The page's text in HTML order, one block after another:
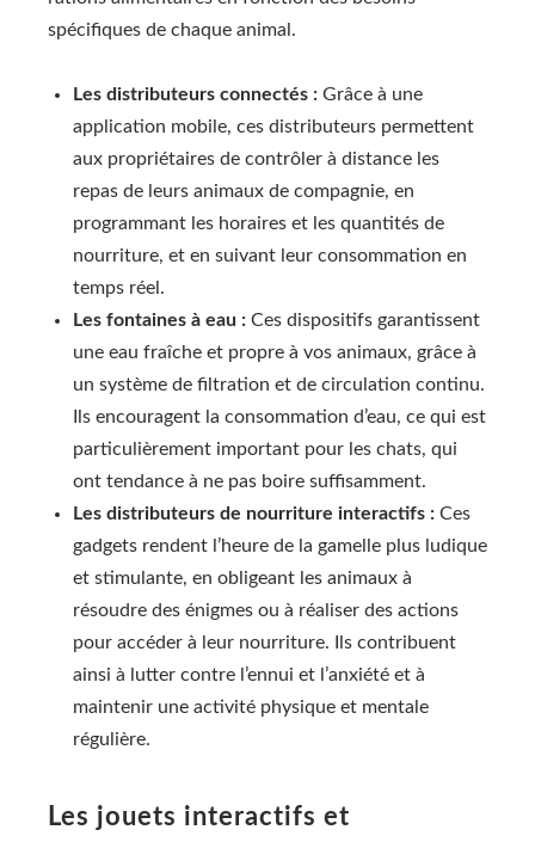
spécifiques de chaque animal.
Les distributeurs connectés : Grâce à une
application mobile, ces distributeurs permettent
aux propriétaires de contrôler à distance les
repas de leurs animaux de compagnie, en
programmant les horaires et les quantités de
nourriture, et en suivant leur consommation en
temps réel.
Les fontaines à eau : Ces dispositifs garantissent
une eau fraîche et propre à vos animaux, grâce à
un système de filtration et de circulation continu.
Ils encouragent la consommation d’eau, ce qui est
particulièrement important pour les chats, qui
ont tendance à ne pas boire suffisamment.
Les distributeurs de nourriture interactifs : Ces
gadgets rendent l’heure de la gamelle plus ludique
et stimulante, en obligeant les animaux à
résoudre des énigmes ou à réaliser des actions
pour accéder à leur nourriture. Ils contribuent
ainsi à lutter contre l’ennui et l’anxiété et à
maintenir une activité physique et mentale
régulière.
Les jouets interactifs et